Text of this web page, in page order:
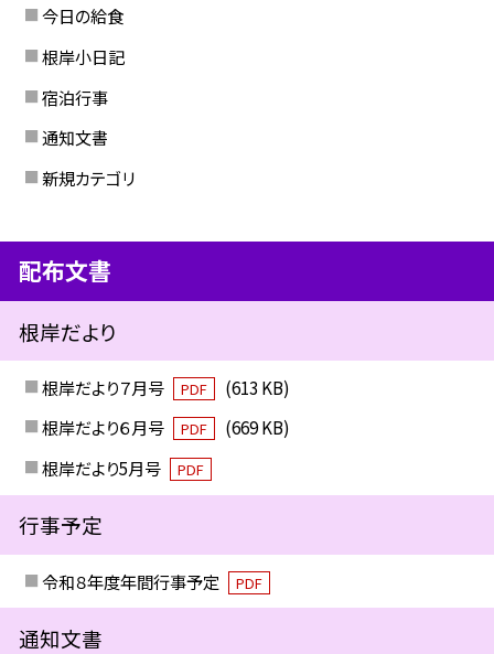
今日の給食
根岸小日記
宿泊行事
通知文書
新規カテゴリ
配布文書
根岸だより
根岸だより７月号 PDF
(613 KB)
根岸だより６月号
PDF
(669 KB)
根岸だより5月号
PDF
行事予定
令和８年度年間行事予定 PDF
通知文書